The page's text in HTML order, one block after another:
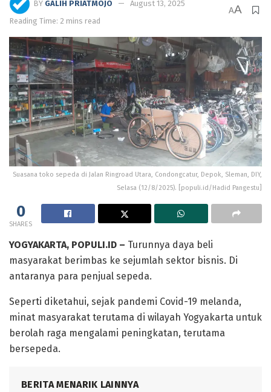
BY GALIH PRIATMOJO
August 13, 2025
Reading Time: 2 mins read
AA
Suasana toko sepeda di Jalan Ringroad Utara, Condongcatur, Depok, Sleman, DIY,
Selasa (12/8/2025). [populi.id/Hadid Pangestu]
0
SHARES
YOGYAKARTA, POPULI.ID – Turunnya daya beli
masyarakat berimbas ke sejumlah sektor bisnis. Di
antaranya para penjual sepeda.
Seperti diketahui, sejak pandemi Covid-19 melanda,
minat masyarakat terutama di wilayah Yogyakarta untuk
berolah raga mengalami peningkatan, terutama
bersepeda.
BERITA MENARIK LAINNYA